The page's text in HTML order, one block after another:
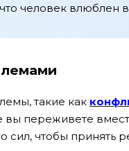
человек влюблен в
такие как
переживете
чтобы принять